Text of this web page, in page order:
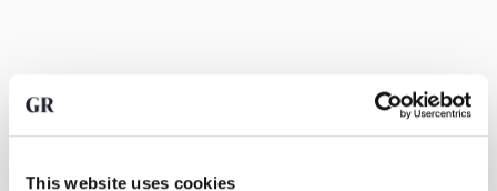
This website uses cookies